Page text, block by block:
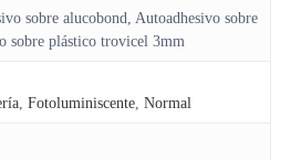
sobre alucobond, Autoadhesivo sobre
sobre plástico trovicel 3mm
, Fotoluminiscente, Normal